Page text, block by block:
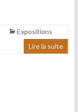
Expositions
Lire la suite